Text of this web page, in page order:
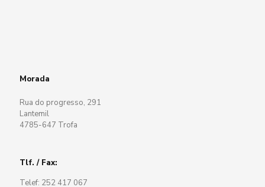
Morada
Rua do progresso, 291
Lantemil
4785-647 Trofa
Tlf. / Fax:
Telef: 252 417 067